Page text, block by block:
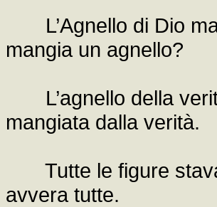
L’Agnello di Dio
mangia un agnello?
L’agnello della
mangiata dalla verità.
Tutte le figure
avvera tutte.